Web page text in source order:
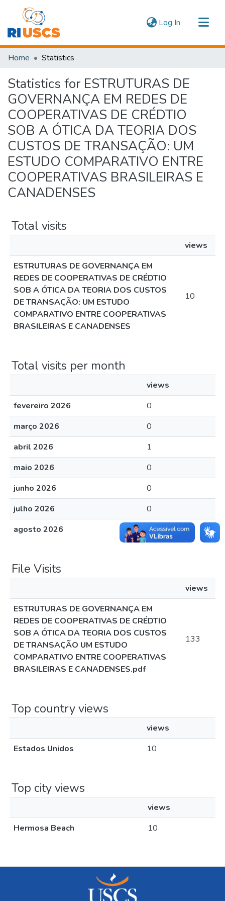
Log In (current)
Communities & Collections
Home Statistics
Statistics for ESTRUTURAS DE
GOVERNANÇA EM REDES DE
COOPERATIVAS DE CRÉDTIO
SOB A ÓTICA DA TEORIA DOS
CUSTOS DE TRANSAÇÃO: UM
ESTUDO COMPARATIVO ENTRE
COOPERATIVAS BRASILEIRAS E
CANADENSES
Total visits
views
ESTRUTURAS DE GOVERNANÇA EM
REDES DE COOPERATIVAS DE CRÉDTIO
SOB A ÓTICA DA TEORIA DOS CUSTOS
DE TRANSAÇÃO: UM ESTUDO
COMPARATIVO ENTRE COOPERATIVAS
BRASILEIRAS E CANADENSES
10
Total visits per month
views
fevereiro 2026
0
março 2026
0
abril 2026
1
maio 2026
0
junho 2026
0
julho 2026
0
agosto 2026
0
File Visits
views
ESTRUTURAS DE GOVERNANÇA EM
REDES DE COOPERATIVAS DE CRÉDTIO
SOB A ÓTICA DA TEORIA DOS CUSTOS
DE TRANSAÇÃO UM ESTUDO
COMPARATIVO ENTRE COOPERATIVAS
BRASILEIRAS E CANADENSES.pdf
133
Top country views
views
Estados Unidos
10
Top city views
views
Hermosa Beach
10